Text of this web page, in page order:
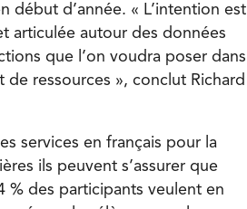
d’année. « L’intention est
articulée autour des données
que l’on voudra poser dans
de ressources », conclut Richard
services en français pour la
ils peuvent s’assurer que
% des participants veulent en